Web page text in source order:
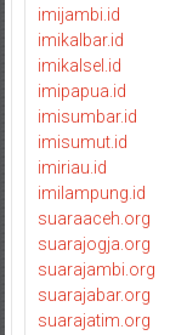
imijambi.id
imikalbar.id
imikalsel.id
imipapua.id
imisumbar.id
imisumut.id
imiriau.id
imilampung.id
suaraaceh.org
suarajogja.org
suarajambi.org
suarajabar.org
suarajatim.org